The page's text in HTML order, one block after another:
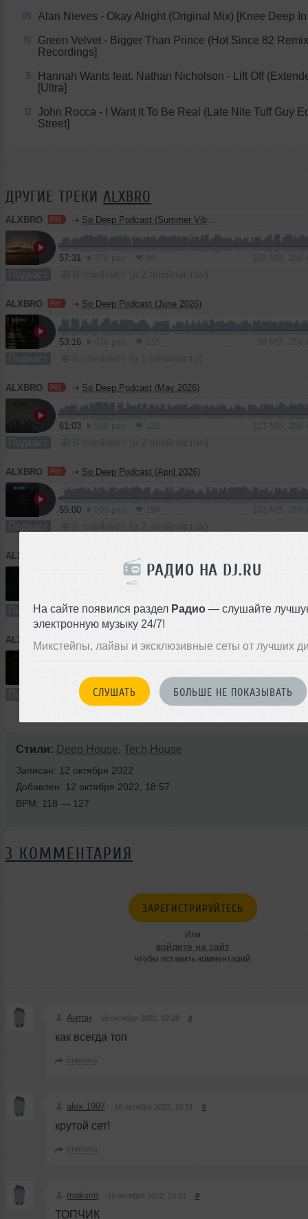
РАДИО НА DJ.RU
На сайте появился раздел Радио — слушайте
электронную музыку 24/7!
Микстейпы, лайвы и эксклюзивные сеты от лучших
СЛУШАТЬ БОЛЬШЕ НЕ ПОКАЗЫВАТЬ
09 Alan Nieves - Okay Alright (Original Mix) [Knee Deep
10
Green Velvet - Bigger Than Prince (Hot Since 82
Recordings]
11
Hannah Wants feat. Nathan Nicholson - Lift Off
[Ultra]
12
John Rocca - I Want It To Be Real (Late Nite Tuff Guy
Street]
ДРУГИЕ ТРЕКИ ALXBRO
ALXBRO ➝ So Deep Podcast (Summer Vibes 2026)
57:31
Подкаст
ALXBRO ➝ So Deep Podcast (June 2026)
53:16
Подкаст
ALXBRO ➝ So Deep Podcast (May 2026)
61:03
Подкаст
ALXBRO ➝ So Deep Podcast (April 2026)
55:00
Подкаст
ALXBRO
Подкаст В плейлист (в 2 плейлистах)
ALXBRO ➝ So Deep Podcast (February 2026)
407 раз 105 MB, 256
Подкаст В плейлист (в 1 плейлисте)
Стили: Deep House, Tech House
Записан: 12 октября 2022
Добавлен: 12 октября 2022, 18:57
BPM: 118 — 127
3 КОММЕНТАРИЯ
ЗАРЕГИСТРИРУЙТЕСЬ
Или
войдите на сайт
чтобы оставить комментарий
Антон 16 октября 2022, 19:28 #
как всегда топ
ответить
alex.1997 16 октября 2022, 19:31 #
крутой сет!
ответить
maksim 16 октября 2022, 19:31 #
ТОПЧИК